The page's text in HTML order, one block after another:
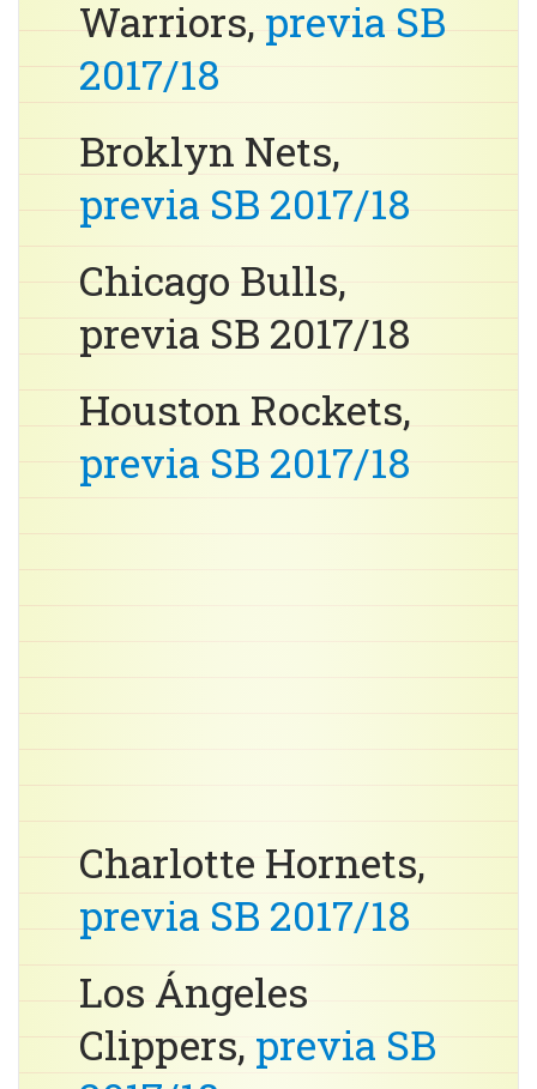
Warriors, previa SB
2017/18
Broklyn Nets,
previa SB 2017/18
Chicago Bulls,
previa SB 2017/18
Houston Rockets,
previa SB 2017/18
Charlotte Hornets,
previa SB 2017/18
Los Ángeles
Clippers, previa SB